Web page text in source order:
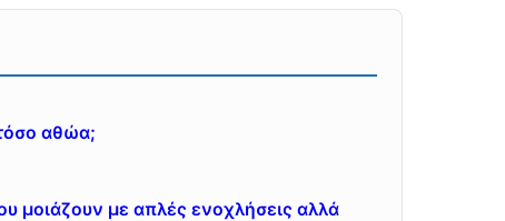
αθώα;
μοιάζουν με απλές ενοχλήσεις αλλά